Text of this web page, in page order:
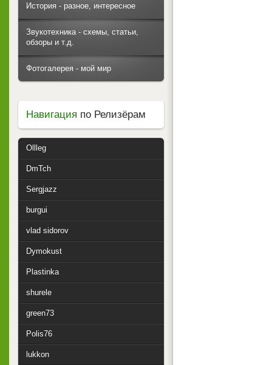
История - разное, интересное
Звукотехника - схемы, статьи,
обзоры и т.д.
Фотогалерея - мой мир
Навигация по Релизёрам
Ollleg
DmTch
Sergjazz
burgui
vlad sidorov
Dymokust
Plastinka
shurele
green73
Polis76
lukkon